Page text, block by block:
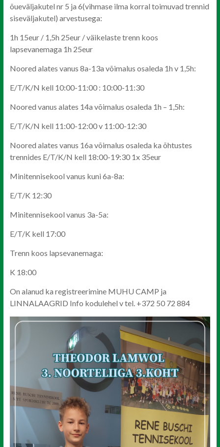
õueväljakutel nr 5 ja 6(vihmase ilma korral toimuvad trennid
siseväljakutel) arvestusega:
1h 15eur / 1,5h 25eur / väikelaste trenn koos
lapsevanemaga 1h 25eur
Noored alates vanus 8a-13a võimalus osaleda 1h v 1,5h:
E/T/K/N kell 10:00-11:00 : 10:00-11:30
Noored vanus alates 14a võimalus osaleda 1h – 1,5h:
E/T/K/N kell 11:00-12:00 v 11:00-12:30
Noored alates vanus 16a võimalus osaleda ka õhtustes
trennides E/T/K/N kell 18:00-19:30 1x 35eur
Minitennisekool vanus kuni 6a-8a:
E/T/K 12:30
Minitennisekool vanus 3a-5a:
E/T/K kell 17:00
Trenn koos lapsevanemaga:
K 18:00
On alanud ka registreerimine MUHU CAMP ja
LINNALAAGRID Info kodulehel v tel. +372 50 72 884